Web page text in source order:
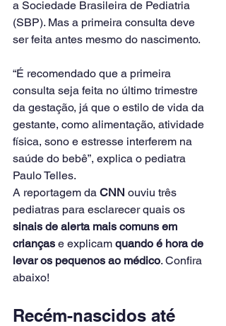
a Sociedade Brasileira de Pediatria
(SBP). Mas a primeira consulta deve
ser feita antes mesmo do nascimento.
“É recomendado que a primeira
consulta seja feita no último trimestre
da gestação, já que o estilo de vida da
gestante, como alimentação, atividade
física, sono e estresse interferem na
saúde do bebê”, explica o pediatra
Paulo Telles.
A reportagem da CNN ouviu três
pediatras para esclarecer quais os
sinais de alerta mais comuns em
crianças e explicam quando é hora de
levar os pequenos ao médico. Confira
abaixo!
Recém-nascidos até